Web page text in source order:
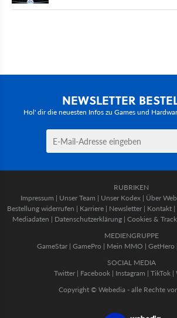
NEWSLETTER
Hol' dir die neuesten Infos zu Games und
RUBRIKEN
Impressum | Unser Team | Unser Kodex | Über
Bestellung widerrufen | Karriere | Newsletter | Kontakt |
Mediadaten | Datenschutzerklärung | Cookies &
MEDIENGRUPPE
GameStar| GamePro | Mein MMO | GetHero
SOCIAL MEDIA
Twitter | Facebook | Instagram | TikTok |
Copyright © Webedia - alle Rechte